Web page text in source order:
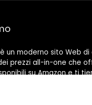
un moderno sito Web
prezzi all-in-one che
su Amazon e ti